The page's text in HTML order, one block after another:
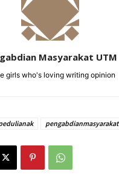
Masyarakat UTM
girls who's loving writing opinion
pengabdianmasyarakat